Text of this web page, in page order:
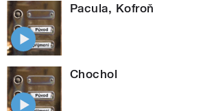
Pacula, Kofroň
Chochol